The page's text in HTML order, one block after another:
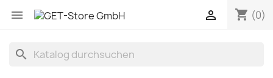
 shopping_cart (0)

search